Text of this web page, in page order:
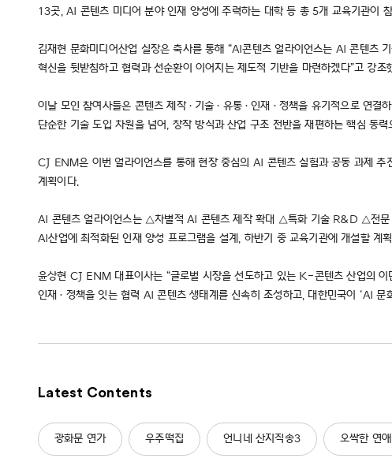
13곳, AI 콘텐츠 미디어 분야 인재 양성에 주력하는 대학 등 총 5개 교육기관이
김재현 문화미디어산업 실장은 축사를 통해 “AI콘텐츠 얼라이언스는 AI 콘텐츠
혁신을 뒷받침하고 협력과 선순환이 이어지는 제도적 기반을 마련하겠다”고 강조
이날 모인 참여사들은 콘텐츠 제작·기술·유통·인재·정책을 유기적으로 연결
단순한 기술 도입 차원을 넘어, 창작 방식과 산업 구조 전반을 재편하는 핵심 동
CJ ENM은 이번 얼라이언스를 통해 현장 중심의 AI 콘텐츠 실험과 공동 과제
계획이다.
AI 콘텐츠 얼라이언스는 △차별적 AI 콘텐츠 제작 확대 △특화 기술 R&D △전
AI산업에 최적화된 인재 양성 프로그램을 설계, 하반기 중 교육기관에 개설할
윤상현 CJ ENM 대표이사는 “글로벌 시장을 선도하고 있는 K-콘텐츠 산업의
인재·정책을 잇는 협력 AI 콘텐츠 생태계를 신속히 조성하고, 대한민국이 ‘AI 문
Latest Contents
광화문 연가 우주떡집 언니네 산지직송3 오싹한 연애